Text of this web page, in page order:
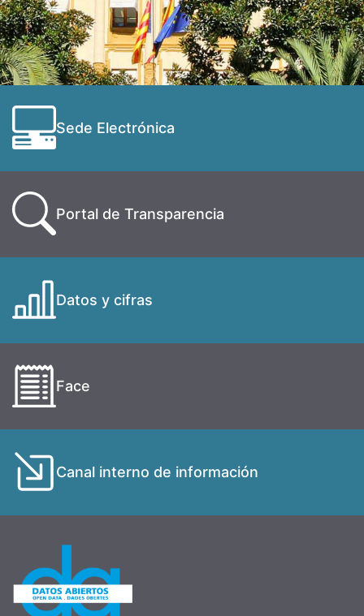
Sede Electrónica
Portal de Transparencia
Datos y cifras
Face
Canal interno de información